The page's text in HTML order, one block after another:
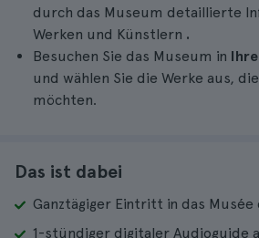
durch das Museum detaillierte
Werken und Künstlern .
Besuchen Sie das Museum in
und wählen Sie die Werke aus,
möchten.
Das ist dabei
Ganztägiger Eintritt in das Musée
1-stündiger digitaler Audioguide